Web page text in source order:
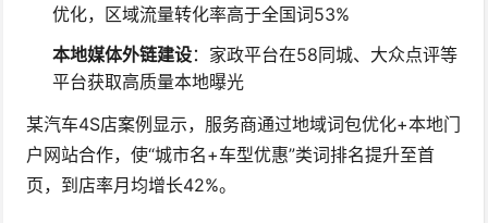
优化，区域流量转化率高于全国词53%
本地媒体外链建设：家政平台在58同城、大众点评等
平台获取高质量本地曝光
某汽车4S店案例显示，服务商通过地域词包优化+本地门
户网站合作，使“城市名+车型优惠”类词排名提升至首
页，到店率月均增长42%。